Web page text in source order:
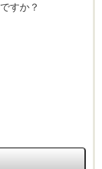
すか？